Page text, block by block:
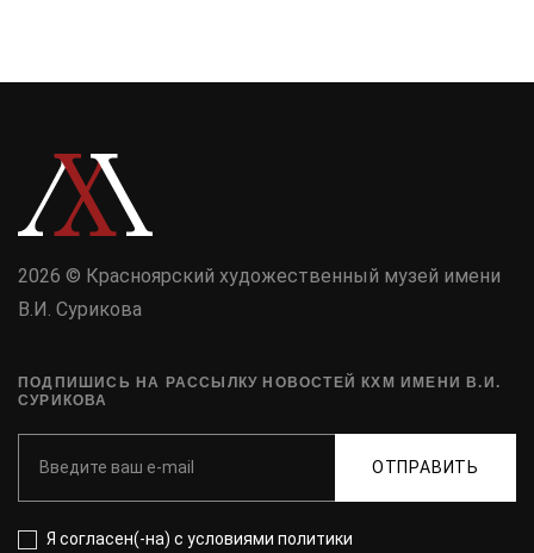
2026 © Красноярский художественный музей имени
В.И. Сурикова
ПОДПИШИСЬ НА РАССЫЛКУ НОВОСТЕЙ КХМ ИМЕНИ В.И.
СУРИКОВА
ОТПРАВИТЬ
Я согласен(-на) с условиями политики